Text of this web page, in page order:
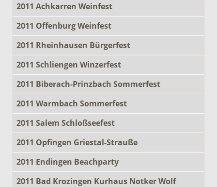
2011 Achkarren Weinfest
2011 Offenburg Weinfest
2011 Rheinhausen Bürgerfest
2011 Schliengen Winzerfest
2011 Biberach-Prinzbach Sommerfest
2011 Warmbach Sommerfest
2011 Salem Schloßseefest
2011 Opfingen Griestal-Strauße
2011 Endingen Beachparty
2011 Bad Krozingen Kurhaus Notker Wolf